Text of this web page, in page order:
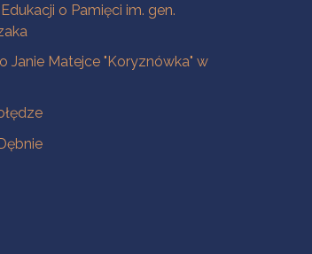
o Pamięci im. gen.
Janie Matejce "Koryznówka" w